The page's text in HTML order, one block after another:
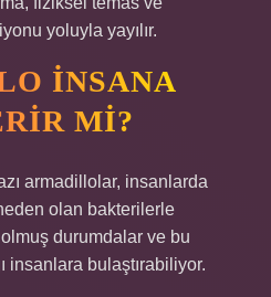
yoluyla yayılır.
INSANA
MI?
armadillolar, insanlarda
olan bakterilerle
durumdalar ve bu
insanlara bulaştırabiliyor.